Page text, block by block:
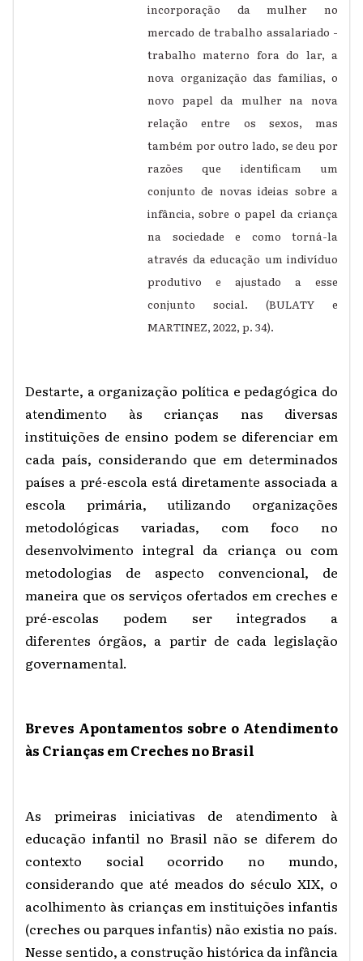
incorporação da mulher no
mercado de trabalho assalariado -
trabalho materno fora do lar, a
nova organização das famílias, o
novo papel da mulher na nova
relação entre os sexos, mas
também por outro lado, se deu por
razões que identificam um
conjunto de novas ideias sobre a
infância, sobre o papel da criança
na sociedade e como torná-la
através da educação um indivíduo
produtivo e ajustado a esse
conjunto social. (BULATY e
MARTINEZ, 2022, p. 34).
Destarte, a organização política e pedagógica do
atendimento às crianças nas diversas
instituições de ensino podem se diferenciar em
cada país, considerando que em determinados
países a pré-escola está diretamente associada a
escola primária, utilizando organizações
metodológicas variadas, com foco no
desenvolvimento integral da criança ou com
metodologias de aspecto convencional, de
maneira que os serviços ofertados em creches e
pré-escolas podem ser integrados a
diferentes órgãos, a partir de cada legislação
governamental.
Breves Apontamentos sobre o Atendimento
às Crianças em Creches no Brasil
As primeiras iniciativas de atendimento à
educação infantil no Brasil não se diferem do
contexto social ocorrido no mundo,
considerando que até meados do século XIX, o
acolhimento às crianças em instituições infantis
(creches ou parques infantis) não existia no país.
Nesse sentido, a construção histórica da infância